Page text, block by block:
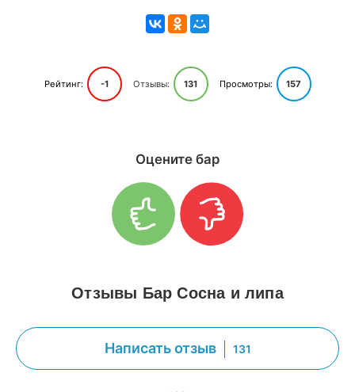
Рейтинг: -1 Отзывы: 131 Просмотры: 157
Оцените бар
Отзывы Бар Сосна и липа
Написать отзыв 131